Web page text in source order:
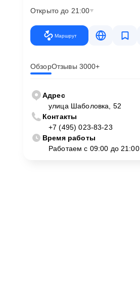
Открыто до 21:00
Маршрут
ОбзорОтзывы 3000+
Адрес
улица Шаболовка, 52
Контакты
+7 (495) 023-83-23
Время работы
Работаем с 09:00 до 21:00